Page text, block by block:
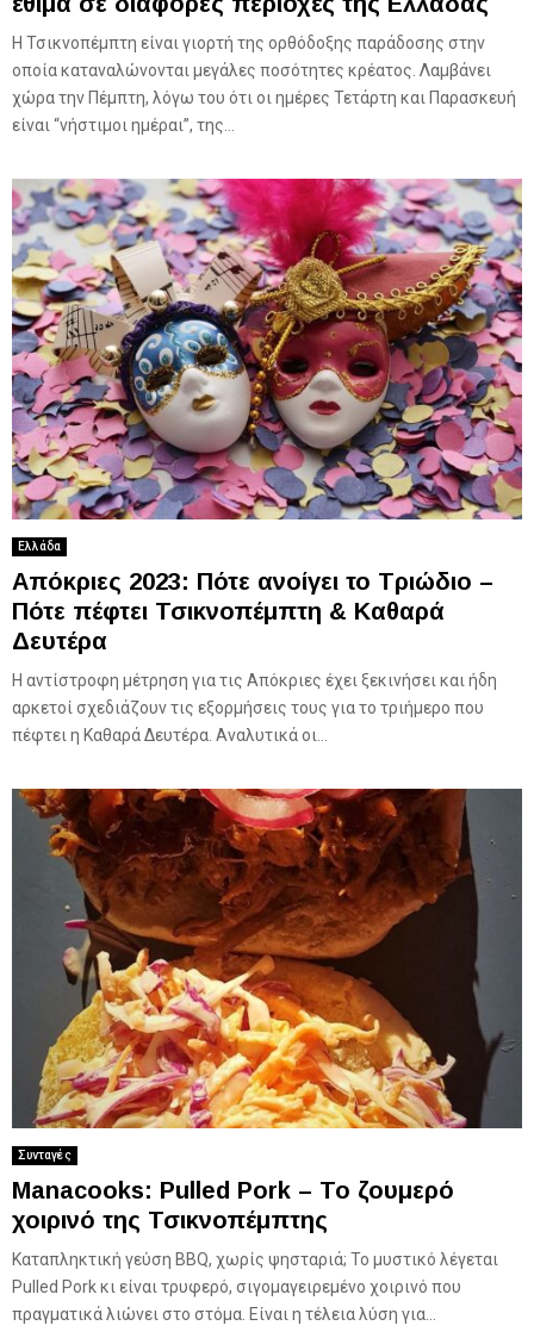
Η Τσικνοπέμπτη είναι γιορτή της ορθόδοξης παράδοσης στην
οποία καταναλώνονται μεγάλες ποσότητες κρέατος. Λαμβάνει
χώρα την Πέμπτη, λόγω του ότι οι ημέρες Τετάρτη και Παρασκευή
είναι “νήστιμοι ημέραι”, της...
Ελλάδα
Απόκριες 2023: Πότε ανοίγει το Τριώδιο –
Πότε πέφτει Τσικνοπέμπτη & Καθαρά
Δευτέρα
Η αντίστροφη μέτρηση για τις Απόκριες έχει ξεκινήσει και ήδη
αρκετοί σχεδιάζουν τις εξορμήσεις τους για το τριήμερο που
πέφτει η Καθαρά Δευτέρα. Αναλυτικά οι...
Συνταγές
Manacooks: Pulled Pork – Το ζουμερό
χοιρινό της Τσικνοπέμπτης
Καταπληκτική γεύση BBQ, χωρίς ψησταριά; Το μυστικό λέγεται
Pulled Pork κι είναι τρυφερό, σιγομαγειρεμένο χοιρινό που
πραγματικά λιώνει στο στόμα. Είναι η τέλεια λύση για...